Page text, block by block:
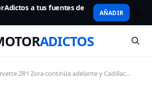
a tus fuentes de
AÑADIR
ADICTOS
ZR1 Zora continúa adelante y Cadillac...